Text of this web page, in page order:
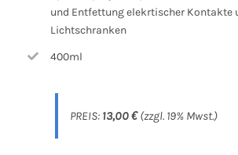
und Entfettung elekrtischer Kontakte
Lichtschranken
400ml
PREIS: 13,00€(zzgl. 19% Mwst.)